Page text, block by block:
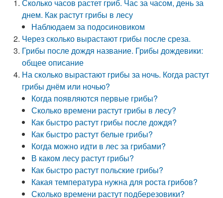
Сколько часов растет гриб. Час за часом, день за
днем. Как растут грибы в лесу
Наблюдаем за подосиновиком
Через сколько вырастают грибы после среза.
Грибы после дождя название. Грибы дождевики:
общее описание
На сколько вырастают грибы за ночь. Когда растут
грибы днём или ночью?
Когда появляются первые грибы?
Сколько времени растут грибы в лесу?
Как быстро растут грибы после дождя?
Как быстро растут белые грибы?
Когда можно идти в лес за грибами?
В каком лесу растут грибы?
Как быстро растут польские грибы?
Какая температура нужна для роста грибов?
Сколько времени растут подберезовики?